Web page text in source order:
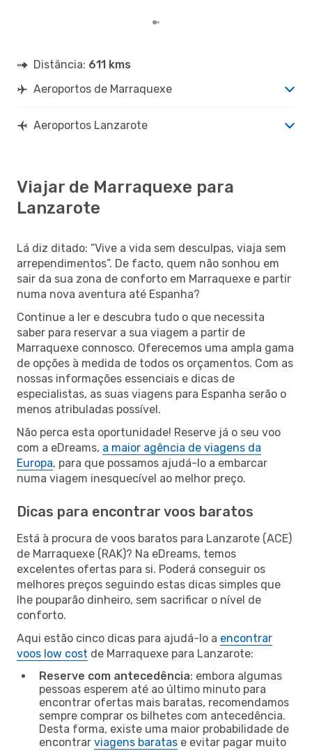
Distância: 611 kms
Aeroportos de Marraquexe
Aeroportos Lanzarote
Viajar de Marraquexe para
Lanzarote
Lá diz ditado: “Vive a vida sem desculpas, viaja sem
arrependimentos”. De facto, quem não sonhou em
sair da sua zona de conforto em Marraquexe e partir
numa nova aventura até Espanha?
Continue a ler e descubra tudo o que necessita
saber para reservar a sua viagem a partir de
Marraquexe connosco. Oferecemos uma ampla gama
de opções à medida de todos os orçamentos. Com as
nossas informações essenciais e dicas de
especialistas, as suas viagens para Espanha serão o
menos atribuladas possível.
Não perca esta oportunidade! Reserve já o seu voo
com a eDreams, a maior agência de viagens da
Europa, para que possamos ajudá-lo a embarcar
numa viagem inesquecível ao melhor preço.
Dicas para encontrar voos baratos
Está à procura de voos baratos para Lanzarote (ACE)
de Marraquexe (RAK)? Na eDreams, temos
excelentes ofertas para si. Poderá conseguir os
melhores preços seguindo estas dicas simples que
lhe pouparão dinheiro, sem sacrificar o nível de
conforto.
Aqui estão cinco dicas para ajudá-lo a encontrar
voos low cost de Marraquexe para Lanzarote:
Reserve com antecedência: embora algumas
pessoas esperem até ao último minuto para
encontrar ofertas mais baratas, recomendamos
sempre comprar os bilhetes com antecedência.
Desta forma, existe uma maior probabilidade de
encontrar viagens baratas e evitar pagar muito